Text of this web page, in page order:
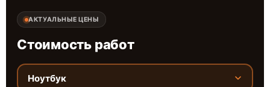
АКТУАЛЬНЫЕ ЦЕНЫ
Стоимость работ
Ноутбук